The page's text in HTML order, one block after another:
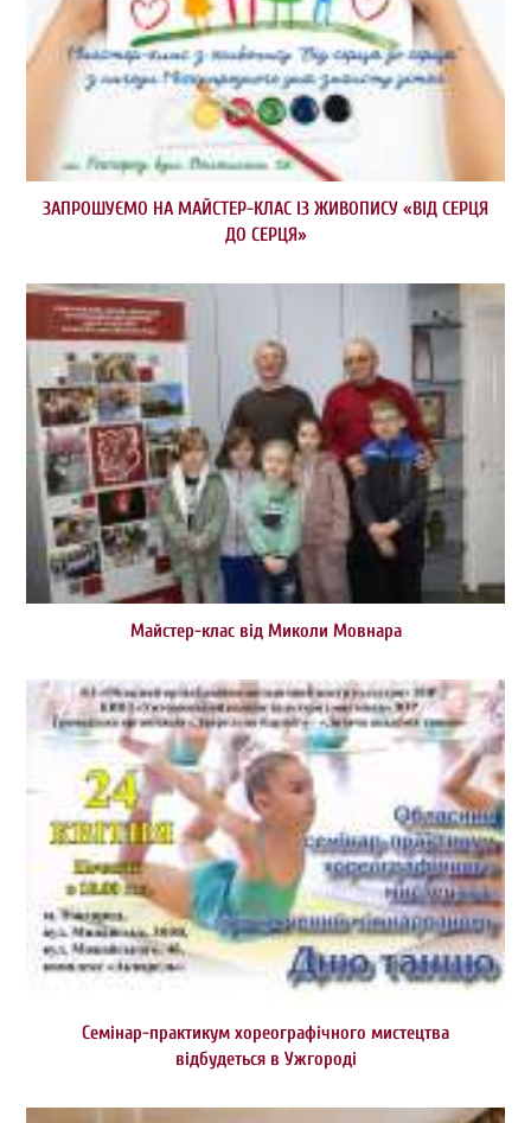
ЗАПРОШУЄМО НА МАЙСТЕР-КЛАС ІЗ ЖИВОПИСУ «ВІД СЕРЦЯ
ДО СЕРЦЯ»
Майстер-клас від Миколи Мовнара
Семінар-практикум хореографічного мистецтва
відбудеться в Ужгороді